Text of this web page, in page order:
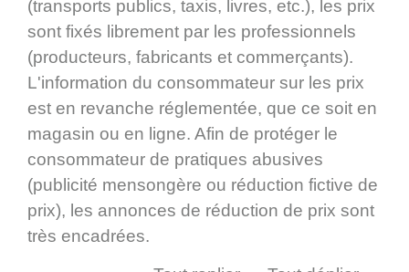
(transports publics, taxis, livres, etc.), les prix
sont fixés librement par les professionnels
(producteurs, fabricants et commerçants).
L'information du consommateur sur les prix
est en revanche réglementée, que ce soit en
magasin ou en ligne. Afin de protéger le
consommateur de pratiques abusives
(publicité mensongère ou réduction fictive de
prix), les annonces de réduction de prix sont
très encadrées.